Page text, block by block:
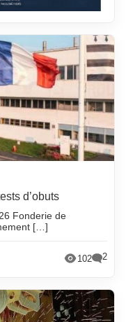
d’obuts
Fonderie de
[…]
102 2